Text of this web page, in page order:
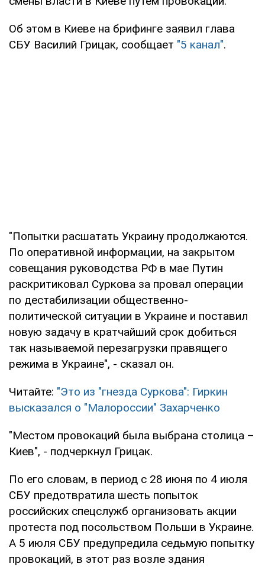
Об этом в Киеве на брифинге заявил глава
СБУ Василий Грицак, сообщает "5 канал".
"Попытки расшатать Украину продолжаются.
По оперативной информации, на закрытом
совещания руководства РФ в мае Путин
раскритиковал Суркова за провал операции
по дестабилизации общественно-
политической ситуации в Украине и поставил
новую задачу в кратчайший срок добиться
так называемой перезагрузки правящего
режима в Украине", - сказал он.
Читайте: "Это из "гнезда Суркова": Гиркин
высказался о "Малороссии" Захарченко
"Местом провокаций была выбрана столица –
Киев", - подчеркнул Грицак.
По его словам, в период с 28 июня по 4 июля
СБУ предотвратила шесть попыток
российских спецслужб организовать акции
протеста под посольством Польши в Украине.
А 5 июля СБУ предупредила седьмую попытку
провокаций, в этот раз возле здания